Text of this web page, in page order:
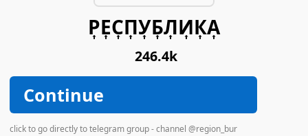
Р͎Е͎С͎П͎У͎Б͎Л͎И͎К͎А͎
246.4k
Continue
click to go directly to telegram group - channel @region_bur